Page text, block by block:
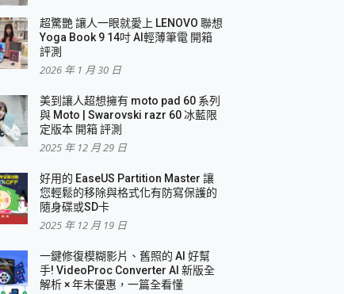
超驚艷 讓人一眼就愛上 LENOVO 聯想
Yoga Book 9 14吋 AI輕薄筆電 開箱
評測
2026 年 1 月 30 日
美到讓人超想擁有 moto pad 60 系列
與 Moto | Swarovski razr 60 冰藍限
定版本 開箱 評測
2025 年 12 月 29 日
好用的 EaseUS Partition Master 讓
您輕鬆的移除與格式化有防寫保護的
隨身碟或SD卡
2025 年 12 月 19 日
一鍵修復模糊影片、舊照的 AI 好幫
手! VideoProc Converter AI 新版全
解析 × 年末優惠，一篇全看懂